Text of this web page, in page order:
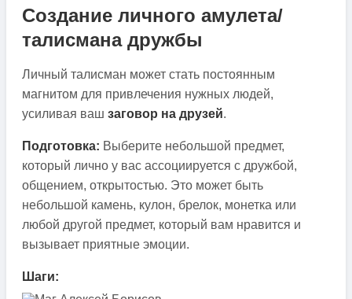
Создание личного амулета/
талисмана дружбы
Личный талисман может стать постоянным
магнитом для привлечения нужных людей,
усиливая ваш заговор на друзей.
Подготовка: Выберите небольшой предмет,
который лично у вас ассоциируется с дружбой,
общением, открытостью. Это может быть
небольшой камень, кулон, брелок, монетка или
любой другой предмет, который вам нравится и
вызывает приятные эмоции.
Шаги: